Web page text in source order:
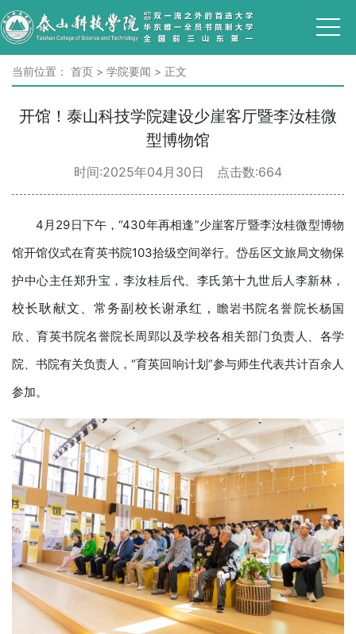
当前位置： 首页 > 学院要闻 > 正文
开馆！泰山科技学院建设少崖客厅暨李汝桂微
型博物馆
时间:2025年04月30日 点击数:664
4月29日下午，“430年再相逢”少崖客厅暨李汝桂微型博物
馆开馆仪式在育英书院103拾级空间举行。岱岳区文旅局文物保
护中心主任郑升宝，李汝桂后代、李氏第十九世后人李新林，
校长耿献文、 常务副校长谢承红 ， 瞻岩书院名誉院长杨国
欣、育英书院名誉院长周郢以及学校各相关部门负责人、各学
院、书院有关负责人，“育英回响计划”参与师生代表共计百余人
参加。